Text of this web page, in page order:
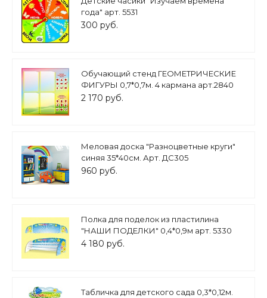
года" арт. 5531
300 руб.
Обучающий стенд ГЕОМЕТРИЧЕСКИЕ
ФИГУРЫ 0,7*0,7м. 4 кармана арт.2840
2 170 руб.
Меловая доска "Разноцветные круги"
синяя 35*40см. Арт. ДС305
960 руб.
Полка для поделок из пластилина
"НАШИ ПОДЕЛКИ" 0,4*0,9м арт. 5330
4 180 руб.
Табличка для детского сада 0,3*0,12м.